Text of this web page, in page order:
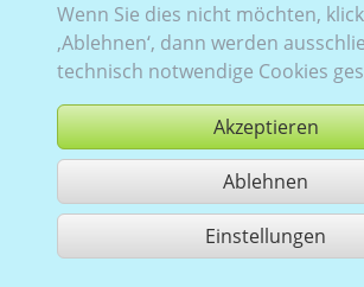
Wenn Sie dies nicht möchten,
‚Ablehnen‘, dann werden
technisch notwendige Cookies
Akzeptieren
Ablehnen
Einstellungen